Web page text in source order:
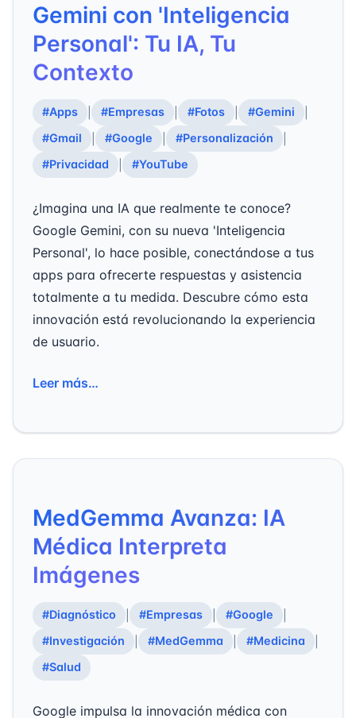
Gemini con 'Inteligencia
Personal': Tu IA, Tu
Contexto
#Apps #Empresas #Fotos #Gemini
#Gmail
#Google #Personalización
#Privacidad
#YouTube
¿Imagina una IA que realmente te conoce?
Google Gemini, con su nueva 'Inteligencia
Personal', lo hace posible, conectándose a tus
apps para ofrecerte respuestas y asistencia
totalmente a tu medida. Descubre cómo esta
innovación está revolucionando la experiencia
de usuario.
Leer más…
MedGemma Avanza: IA
Médica Interpreta
Imágenes
#Diagnóstico #Empresas #Google
#Investigación
#MedGemma #Medicina
#Salud
Google impulsa la innovación médica con